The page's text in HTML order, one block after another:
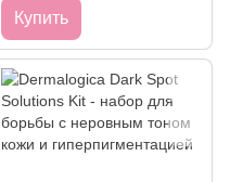
Купить